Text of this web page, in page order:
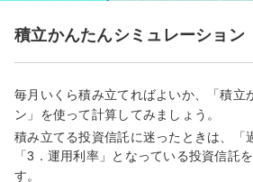
積立かんたんシミュレーション
毎月いくら積み立てればよいか、「積立
ン」を使って計算してみましょう。
積み立てる投資信託に迷ったときは、「
「3．運用利率」となっている投資信託
す。